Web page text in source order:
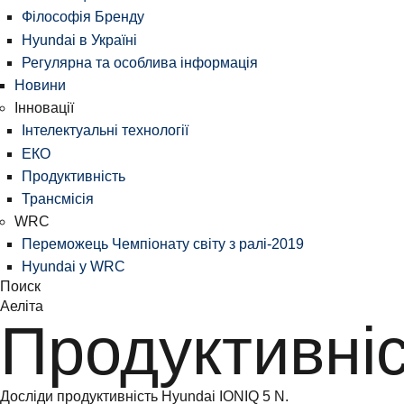
Філософія Бренду
Hyundai в Україні
Регулярна та особлива інформація
Новини
Інновації
Інтелектуальні технології
ЕКО
Продуктивність
Трансмісія
WRC
Переможець Чемпіонату світу з ралі-2019
Hyundai у WRC
Поиск
Аеліта
Досліди продуктивність Hyundai IONIQ 5 N.